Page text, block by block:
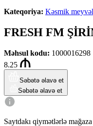
Kateqoriya: Kəsmik
FRESH FM
Məhsul kodu: 1000016298
8.25
Səbətə əlavə et
Səbətə əlavə et
Saytdakı qiymətlərlə